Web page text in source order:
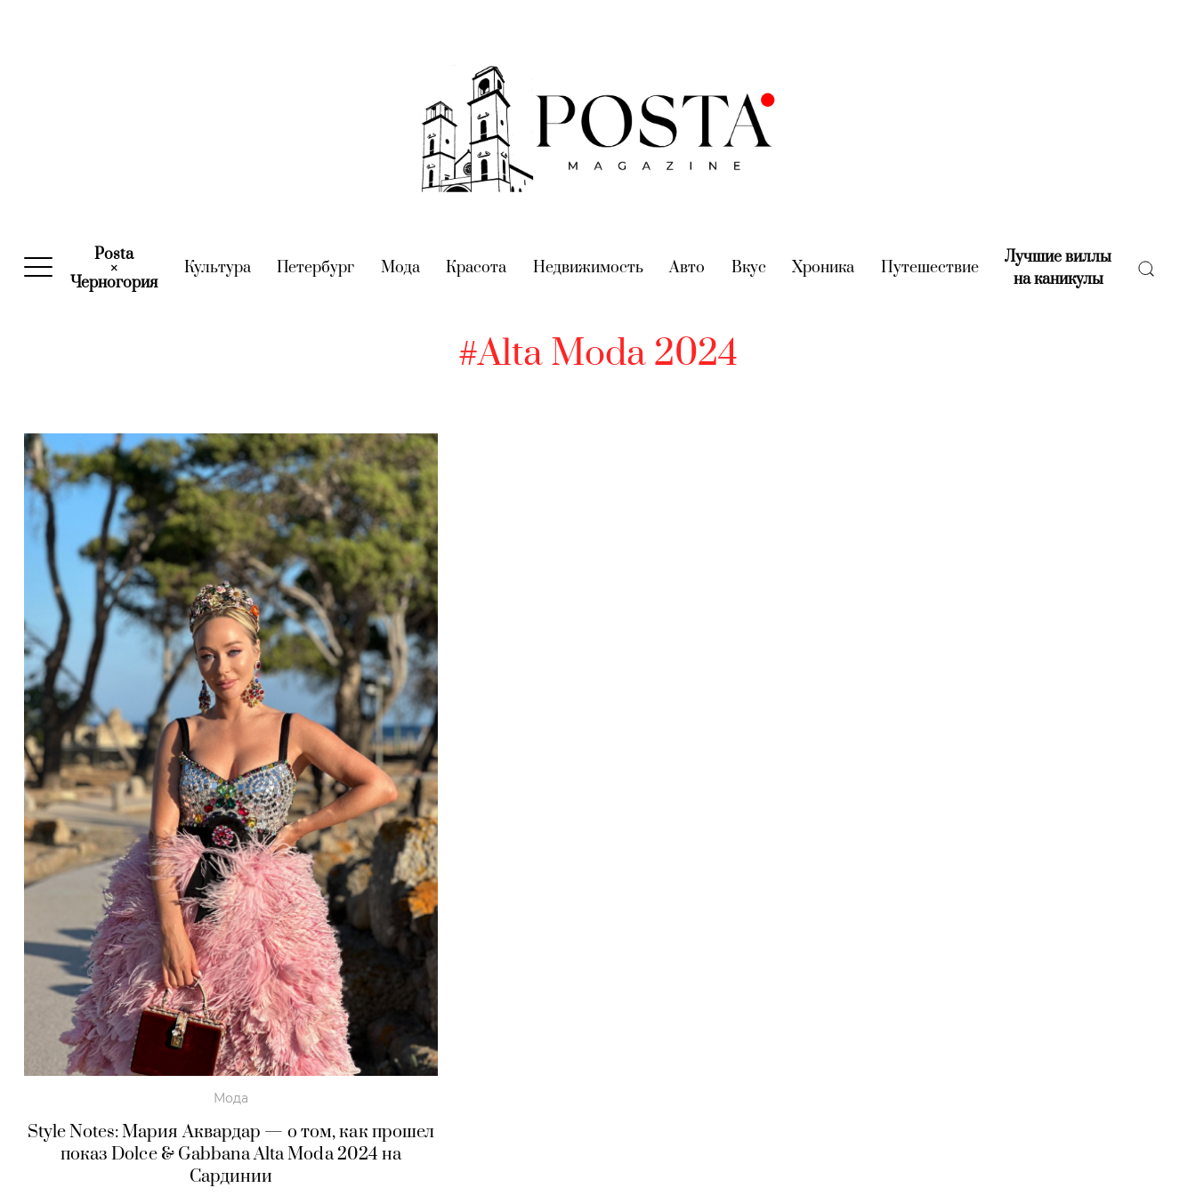
Posta
×
Черногория(current)
Культура(current)
Петербург (current)
Мода(current)
Красота (current)
Недвижимость(current)
Авто (current)
Вкус (current)
Хроника (current)
Путешествие(current)
Лучшие виллы
на каникулы(current)
#Alta Moda 2024
Мода
Style Notes: Мария Аквардар — о том, как прошел
показDolce & GabbanaAlta Moda 2024 на
Сардинии